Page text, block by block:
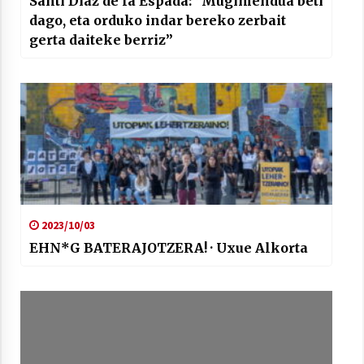
dago, eta orduko indar bereko zerbait
gerta daiteke berriz”
2023/10/03
EHN*G BATERAJOTZERA! · Uxue Alkorta